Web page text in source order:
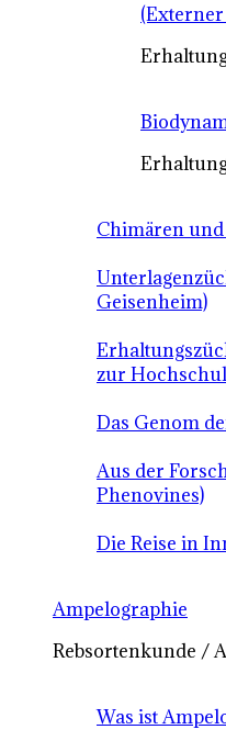
Chimären
Geisenheim)
zur
Das Genom
Aus der
Phenovines)
Die Reise in
Ampelographie
Rebsortenkunde /
Was ist